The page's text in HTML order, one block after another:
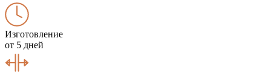
Изготовление
от 5 дней